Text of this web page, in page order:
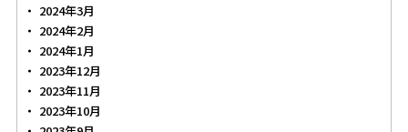
2024年3月
2024年2月
2024年1月
2023年12月
2023年11月
2023年10月